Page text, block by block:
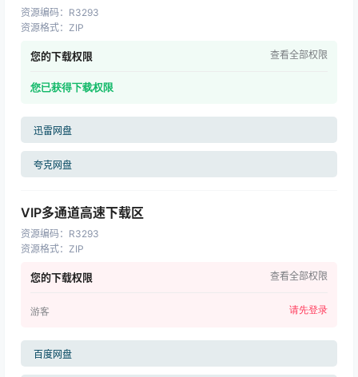
资源编码： R3293
资源格式： ZIP
您的下载权限 查看全部权限
您已获得下载权限
迅雷网盘
夸克网盘
VIP多通道高速下载区
资源编码： R3293
资源格式： ZIP
您的下载权限 查看全部权限
游客 请先登录
百度网盘